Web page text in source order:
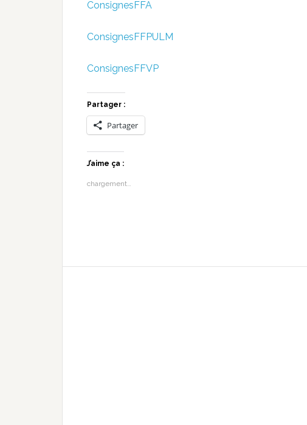
ConsignesFFA
ConsignesFFPULM
ConsignesFFVP
Partager :
Partager
J’aime ça :
chargement…